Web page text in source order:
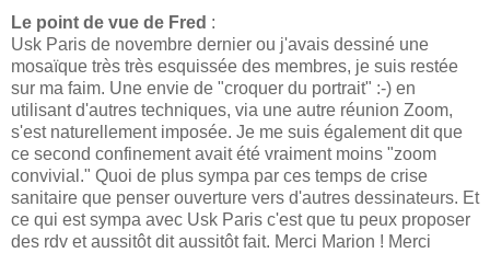
Le point de vue de Fred :
Usk Paris de novembre dernier ou j'avais dessiné une
mosaïque très très esquissée des membres, je suis restée
sur ma faim. Une envie de "croquer du portrait" :-) en
utilisant d'autres techniques, via une autre réunion Zoom,
s'est naturellement imposée. Je me suis également dit que
ce second confinement avait été vraiment moins "zoom
convivial." Quoi de plus sympa par ces temps de crise
sanitaire que penser ouverture vers d'autres dessinateurs. Et
ce qui est sympa avec Usk Paris c'est que tu peux proposer
des rdv et aussitôt dit aussitôt fait. Merci Marion ! Merci